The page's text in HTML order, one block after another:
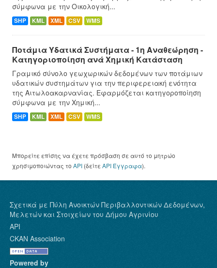
σύμφωνα με την Οικολογική...
SHP KML XML CSV WMS
Ποτάμια Υδατικά Συστήματα - 1η Αναθεώρηση -
Κατηγοριοποίηση ανά Χημική Κατάσταση
Γραμικό σύνολο γεωχωρικών δεδομένων των ποτάμιων
υδατικών συστημάτων για την περιφερειακή ενότητα
της Αιτωλοακαρνανίας. Εφαρμόζεται κατηγοροποίηση
σύμφωνα με την Χημική...
SHP KML XML CSV WMS
Μπορείτε επίσης να έχετε πρόσβαση σε αυτό το μητρώο
χρησιμοποιώντας το API (δείτε API Έγγραφα).
Σχετικά με Πύλη Ανοικτών Περιβαλλοντικών Δεδομένων,
Μελετών και Στοιχείων του Δήμου Αγρινίου
API
CKAN Association
Powered by